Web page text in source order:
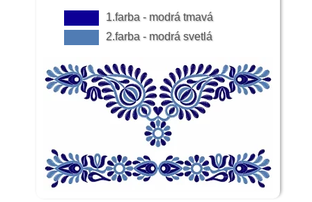
1.farba - modrá tmavá
2.farba - modrá svetlá